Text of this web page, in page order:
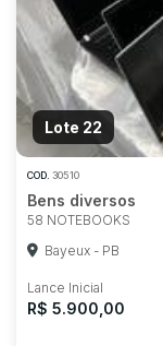
Lote 22
COD. 30510
Bens diversos
58 NOTEBOOKS
Bayeux - PB
Lance Inicial
R$ 5.900,00